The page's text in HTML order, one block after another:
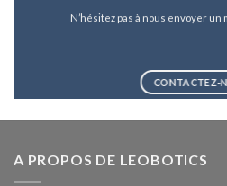
N’hésitez pas à nous envoyer un
CONTACTEZ-
A PROPOS DE LEOBOTICS